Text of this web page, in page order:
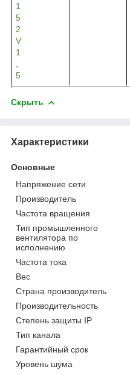
1
5
2
V
1
5
Скрыть
Характеристики
Основные
Напряжение сети
Производитель
Частота вращения
Тип промышленного
вентилятора по
исполнению
Частота тока
Вес
Страна производитель
Производительность
Степень защиты IP
Тип канала
Гарантийный срок
Уровень шума